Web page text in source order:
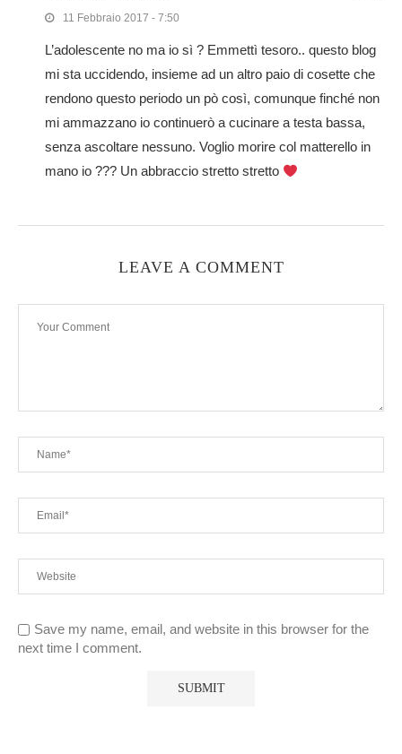
11 Febbraio 2017 - 7:50
L’adolescente no ma io sì ? Emmettì tesoro.. questo blog
mi sta uccidendo, insieme ad un altro paio di cosette che
rendono questo periodo un pò così, comunque finché non
mi ammazzano io continuerò a cucinare a testa bassa,
senza ascoltare nessuno. Voglio morire col matterello in
mano io ??? Un abbraccio stretto stretto
LEAVE A COMMENT
Save my name, email, and website in this browser for the
next time I comment.